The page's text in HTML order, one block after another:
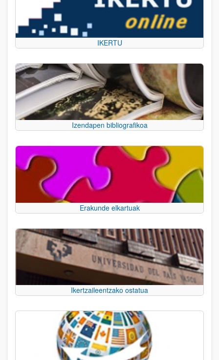
IKERTU
Izendapen bibliografikoa
Erakunde elkartuak
Ikertzaileentzako ostatua